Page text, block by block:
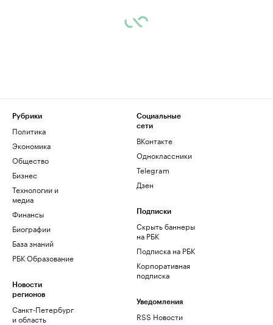
Рубрики
Политика
Экономика
Общество
Бизнес
Технологии и
медиа
Финансы
Биографии
База знаний
РБК Образование
Новости
регионов
Санкт-Петербург
и область
Социальные
сети
ВКонтакте
Одноклассники
Telegram
Дзен
Подписки
Скрыть баннеры
на РБК
Подписка на РБК
Корпоративная
подписка
Уведомления
RSS Новости